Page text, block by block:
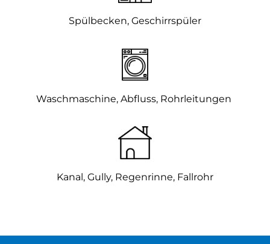
Spülbecken, Geschirrspüler
Waschmaschine, Abfluss, Rohrleitungen
Kanal, Gully, Regenrinne, Fallrohr